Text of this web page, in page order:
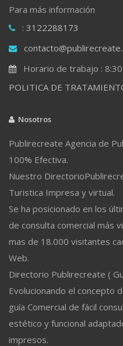
Para más información
: 3122288173
Horario de trabajo :
POLITICA DE
Nosotros
Publirecreate Agencia de
100% Efectiva.
Nuestro
Turistica Impresa y virtual.
Se ha posicionado en los
de consulta comercial más
mas de 18.000 visitantes
Web.
Directorio Publirecreate (
Evolucionando el concepto
guía Comercial de fácil
estético y funcional
impresos.